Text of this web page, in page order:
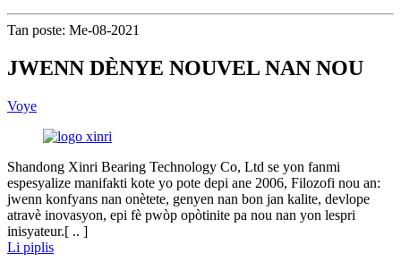
Tan poste: Me-08-2021
JWENN DÈNYE NOUVEL NAN NOU
Voye
Shandong Xinri Bearing Technology Co, Ltd se yon fanmi
espesyalize manifakti kote yo pote depi ane 2006, Filozofi nou an:
jwenn konfyans nan onètete, genyen nan bon jan kalite, devlope
atravè inovasyon, epi fè pwòp opòtinite pa nou nan yon lespri
inisyateur.[ .. ]
Li piplis